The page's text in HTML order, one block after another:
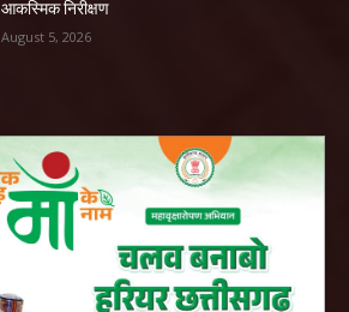
आकस्मिक निरीक्षण
August 5, 2026